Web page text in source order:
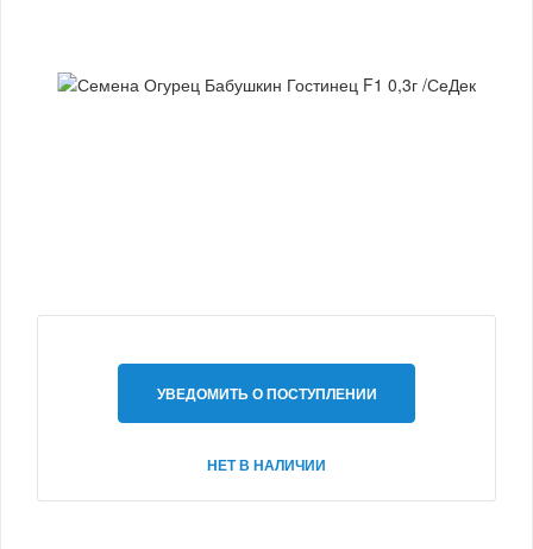
УВЕДОМИТЬ О ПОСТУПЛЕНИИ
НЕТ В НАЛИЧИИ